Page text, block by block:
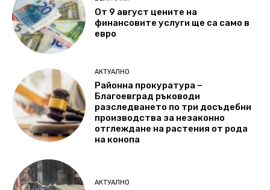
От 9 август цените на
финансовите услуги ще са само в
евро
АКТУАЛНО
Районна прокуратура –
Благоевград ръководи
разследването по три досъдебни
производства за незаконно
отглеждане на растения от рода
на конопа
АКТУАЛНО